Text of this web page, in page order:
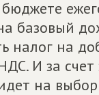
бюджете
базовый
налог на
И за
на